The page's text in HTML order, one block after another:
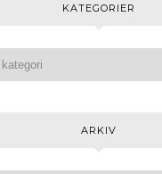
KATEGORIER
ARKIV